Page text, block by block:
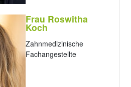
Frau Roswitha
Koch
Zahnmedizinische
Fachangestellte